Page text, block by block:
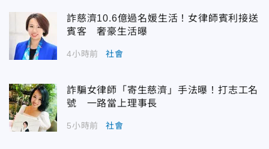
詐慈濟10.6億過名媛生活！女律師賓利接送
賓客 奢豪生活曝
4小時前 社會
詐騙女律師「寄生慈濟」手法曝！打志工名
號 一路當上理事長
5小時前 社會